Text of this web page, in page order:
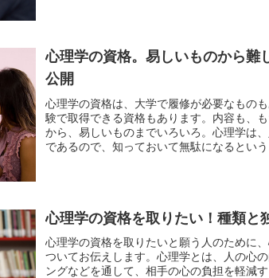
心理学の資格。易しいものから難
公開
心理学の資格は、大学で履修が必要なもの
験で取得できる資格もあります。内容も、
から、易しいものまでいろいろ。心理学は
であるので、知っておいて無駄になるとい
心理学の資格を取りたい！種類と
心理学の資格を取りたいと願う人のために
ついてお伝えします。心理学とは、人の心
ングなどを通して、相手の心の負担を軽減